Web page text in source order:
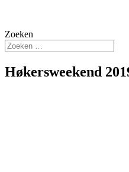
Zoeken
Høkersweekend